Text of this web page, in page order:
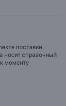
поставки,
носит справочный
моменту